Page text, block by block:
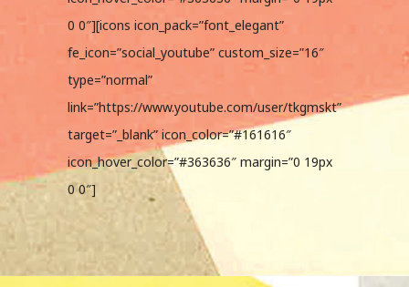
0 0″][icons icon_pack=”font_elegant”
fe_icon=”social_youtube” custom_size=”16″
type=”normal”
link=”https://www.youtube.com/user/tkgmskt”
target=”_blank” icon_color=”#161616″
icon_hover_color=”#363636″ margin=”0 19px
0 0″]